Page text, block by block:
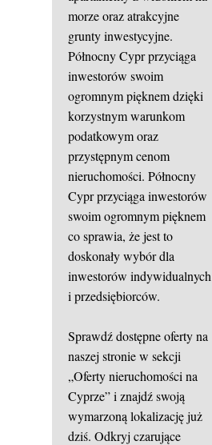
morze oraz atrakcyjne
grunty inwestycyjne.
Północny Cypr przyciąga
inwestorów swoim
ogromnym pięknem dzięki
korzystnym warunkom
podatkowym oraz
przystępnym cenom
nieruchomości. Północny
Cypr przyciąga inwestorów
swoim ogromnym pięknem
co sprawia, że jest to
doskonały wybór dla
inwestorów indywidualnych
i przedsiębiorców.
Sprawdź dostępne oferty na
naszej stronie w sekcji
„Oferty nieruchomości na
Cyprze” i znajdź swoją
wymarzoną lokalizację już
dziś. Odkryj czarujące